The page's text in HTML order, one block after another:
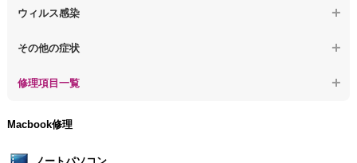
【デスクトップPC】その他の起動しない問題
【デスクトップPC】起動しないPCのデータを復旧
ウィルス感染
【デスクトップPC】特定のプログラムを削除したい
【デスクトップPC】ウィルス感染のその他の問題
その他の症状
【デスクトップPC】事例紹介
修理項目一覧
Macbook修理